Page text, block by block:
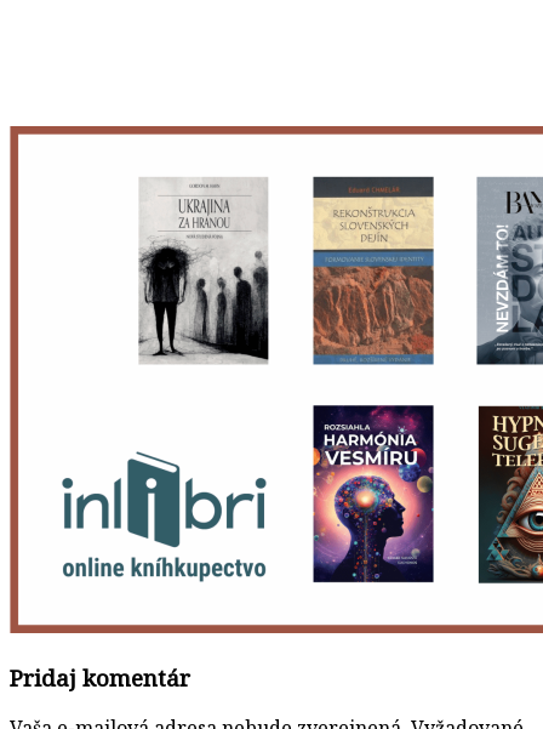
Pridaj komentár